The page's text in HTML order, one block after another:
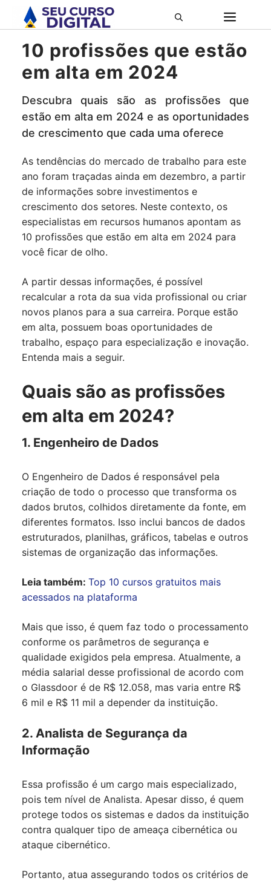
para
conteúdo10 profissões que estão
em alta em 2024
Descubra quais são as profissões que
estão em alta em 2024 e as oportunidades
de crescimento que cada uma oferece
As tendências do mercado de trabalho para este
ano foram traçadas ainda em dezembro, a partir
de informações sobre investimentos e
crescimento dos setores. Neste contexto, os
especialistas em recursos humanos apontam as
10 profissões que estão em alta em 2024 para
você ficar de olho.
A partir dessas informações, é possível
recalcular a rota da sua vida profissional ou criar
novos planos para a sua carreira. Porque estão
em alta, possuem boas oportunidades de
trabalho, espaço para especialização e inovação.
Entenda mais a seguir.
Quais são as profissões
em alta em 2024?
1. Engenheiro de Dados
O Engenheiro de Dados é responsável pela
criação de todo o processo que transforma os
dados brutos, colhidos diretamente da fonte, em
diferentes formatos. Isso inclui bancos de dados
estruturados, planilhas, gráficos, tabelas e outros
sistemas de organização das informações.
Leia também: Top 10 cursos gratuitos mais
acessados na plataforma
Mais que isso, é quem faz todo o processamento
conforme os parâmetros de segurança e
qualidade exigidos pela empresa. Atualmente, a
média salarial desse profissional de acordo com
o Glassdoor é de R$ 12.058, mas varia entre R$
6 mil e R$ 11 mil a depender da instituição.
2. Analista de Segurança da
Informação
Essa profissão é um cargo mais especializado,
pois tem nível de Analista. Apesar disso, é quem
protege todos os sistemas e dados da instituição
contra qualquer tipo de ameaça cibernética ou
ataque cibernético.
Portanto, atua assegurando todos os critérios de